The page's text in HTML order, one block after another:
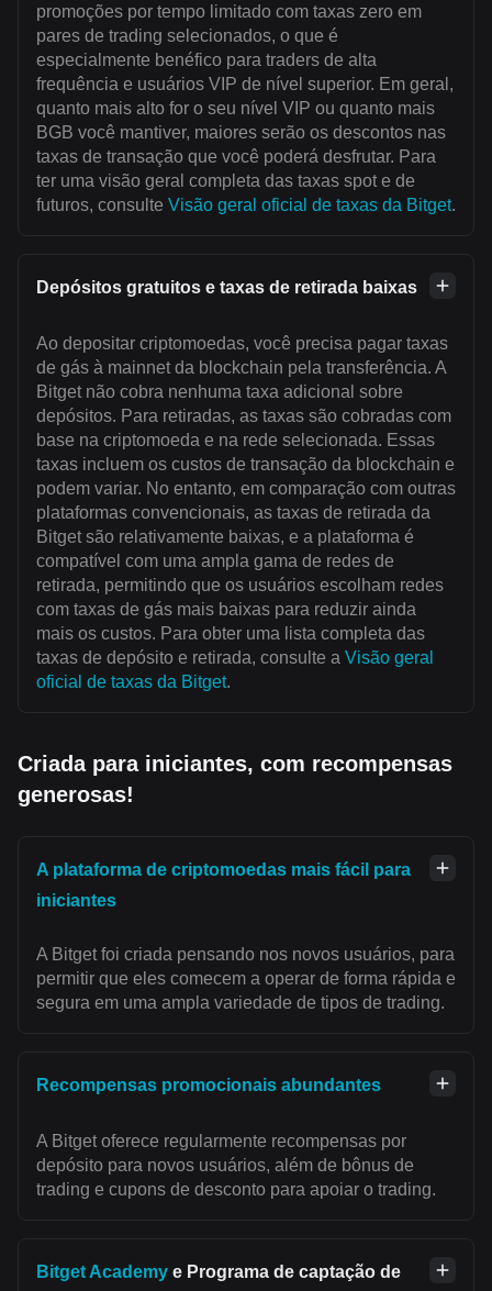
promoções por tempo limitado com taxas zero em
pares de trading selecionados, o que é
especialmente benéfico para traders de alta
frequência e usuários VIP de nível superior. Em geral,
quanto mais alto for o seu nível VIP ou quanto mais
BGB você mantiver, maiores serão os descontos nas
taxas de transação que você poderá desfrutar. Para
ter uma visão geral completa das taxas spot e de
futuros, consulte Visão geral oficial de taxas da Bitget.
Depósitos gratuitos e taxas de retirada baixas
Ao depositar criptomoedas, você precisa pagar taxas
de gás à mainnet da blockchain pela transferência. A
Bitget não cobra nenhuma taxa adicional sobre
depósitos. Para retiradas, as taxas são cobradas com
base na criptomoeda e na rede selecionada. Essas
taxas incluem os custos de transação da blockchain e
podem variar. No entanto, em comparação com outras
plataformas convencionais, as taxas de retirada da
Bitget são relativamente baixas, e a plataforma é
compatível com uma ampla gama de redes de
retirada, permitindo que os usuários escolham redes
com taxas de gás mais baixas para reduzir ainda
mais os custos. Para obter uma lista completa das
taxas de depósito e retirada, consulte a Visão geral
oficial de taxas da Bitget.
Criada para iniciantes, com recompensas
generosas!
A plataforma de criptomoedas mais fácil para
iniciantes
A Bitget foi criada pensando nos novos usuários, para
permitir que eles comecem a operar de forma rápida e
segura em uma ampla variedade de tipos de trading.
Recompensas promocionais abundantes
A Bitget oferece regularmente recompensas por
depósito para novos usuários, além de bônus de
trading e cupons de desconto para apoiar o trading.
Bitget Academy e Programa de captação de